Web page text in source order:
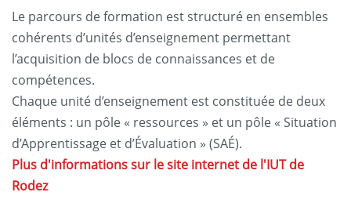
Le parcours de formation est structuré en ensembles
cohérents d’unités d’enseignement permettant
l’acquisition de blocs de connaissances et de
compétences.
Chaque unité d’enseignement est constituée de deux
éléments : un pôle « ressources » et un pôle « Situation
d’Apprentissage et d’Évaluation » (SAÉ).
Plus d'informations sur le site internet de l'IUT de
Rodez